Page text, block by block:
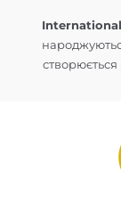
International
створюється